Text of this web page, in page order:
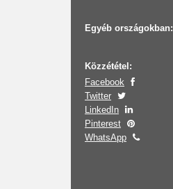
Egyéb országokban:
Közzététel:
Facebook
Twitter
LinkedIn
Pinterest
WhatsApp